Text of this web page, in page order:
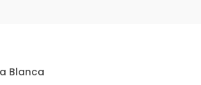
Blanca